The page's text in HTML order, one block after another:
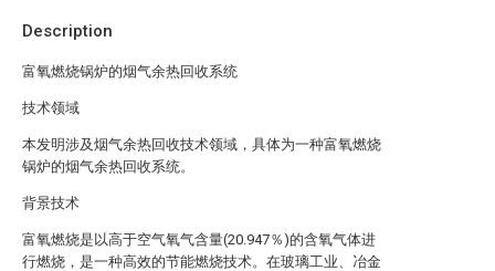
Description
富氧燃烧锅炉的烟气余热回收系统
技术领域
本发明涉及烟气余热回收技术领域，具体为一种富氧燃烧
锅炉的烟气余热回收系统。
背景技术
富氧燃烧是以高于空气氧气含量(20.947％)的含氧气体进
行燃烧，是一种高效的节能燃烧技术。在玻璃工业、冶金